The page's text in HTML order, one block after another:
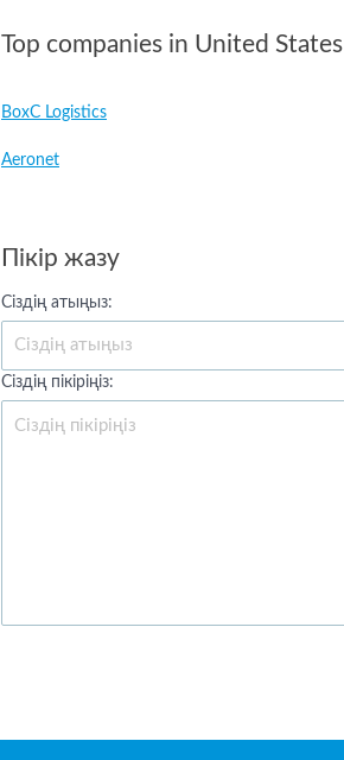
Top companies in United States
BoxC Logistics
Aeronet
Пікір жазу
Сіздің атыңыз:
Сіздің пікіріңіз: